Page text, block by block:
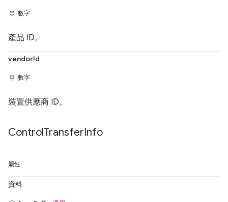
數字
產品 ID。
vendorId
數字
裝置供應商 ID。
ControlTransferInfo
屬性
資料